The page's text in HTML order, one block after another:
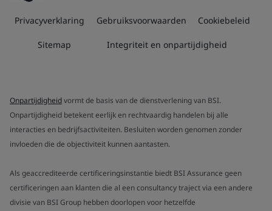
Privacyverklaring Gebruiksvoorwaarden Cookiebeleid
Sitemap Integriteit en onpartijdigheid
Onpartijdigheidvormt de basis van de dienstverlening van BSI.
Onpartijdigheid betekent eerlijk en rechtvaardig handelen bij alle
interacties en bedrijfsactiviteiten. Besluiten worden genomen zonder
invloeden die de objectiviteit kunnen aantasten.
Als geaccrediteerde certificeringsinstantie biedt BSI Assurance geen
certificeringen aan klanten die al een consultancy traject via een andere
divisie van BSI Group hebben doorlopen voor hetzelfde